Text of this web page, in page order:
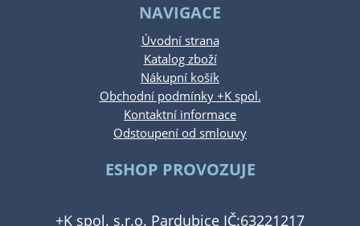
NAVIGACE
Úvodní strana
Katalog zboží
Nákupní košík
Obchodní podmínky +K spol.
Kontaktní informace
Odstoupení od smlouvy
ESHOP PROVOZUJE
+K spol. s.r.o. Pardubice IČ:63221217